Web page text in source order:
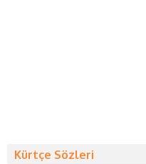
Kürtçe Sözleri